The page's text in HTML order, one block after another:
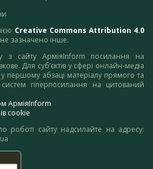
Creative Commons Attribution 4.0
зазначено інше.
з сайту АрміяInform посилання на
Для суб’єктів у сфері онлайн-медіа
першому абзаці матеріалу прямого та
гіперпосилання на цитований
АрміяInform
cookie
роботі сайту надсилайте на адресу: